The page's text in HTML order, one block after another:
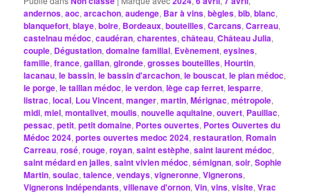
andernos,aoc,arcachon,audenge, Bar à vins,bègles,bib,blanc,
blanquefort,blaye,boire, Bordeaux,bouteilles,Carcans,Carreau,
castelnau médoc,caudéran,charentes,château,Château Julia,
couple, Dégustation,domaine familial, Evènement,eysines,
famille,france,gaillan,gironde,grosses bouteilles,Hourtin,
lacanau,le bassin,le bassin d'arcachon,le bouscat,le pian médoc,
le porge,le taillan médoc,le verdon,lège cap ferret,lesparre,
listrac,local, Lou Vincent,manger,martin,Mérignac,métropole,
midi,miel,montalivet,moulis,nouvelle aquitaine,ouvert, Pauillac,
pessac,petit,petit domaine, Portes ouvertes, Portes Ouvertes du
Médoc 2024,portes ouvertes medoc 2024,restauration, Romain
Carreau,rosé,rouge,royan,saint estèphe,saint laurent médoc,
saint médard en jalles,saint vivien médoc,sémignan,soir,Sophie
Martin,soulac,talence,vendays,vigneronne,Vignerons,
Vignerons Indépendants,villenave d'ornon,Vin,vins,visite,Vrac